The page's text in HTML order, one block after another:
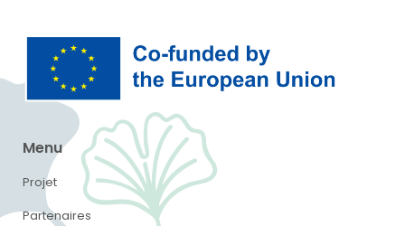
Menu
Projet
Partenaires